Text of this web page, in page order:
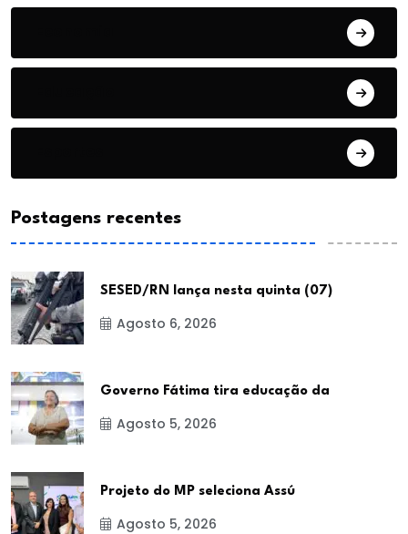
Postagens recentes
SESED/RN lança nesta quinta (07)
Agosto 6, 2026
Governo Fátima tira educação da
Agosto 5, 2026
Projeto do MP seleciona Assú
Agosto 5, 2026